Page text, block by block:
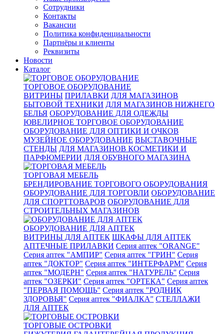
Сотрудники
Контакты
Вакансии
Политика конфиденциальности
Партнёры и клиенты
Реквизиты
Новости
Каталог
ТОРГОВОЕ ОБОРУДОВАНИЕ
ВИТРИНЫ ПРИЛАВКИ ДЛЯ МАГАЗИНОВ
БЫТОВОЙ ТЕХНИКИ ДЛЯ МАГАЗИНОВ НИЖНЕГО
БЕЛЬЯ ОБОРУДОВАНИЕ ДЛЯ ОДЕЖДЫ
ЮВЕЛИРНОЕ ТОРГОВОЕ ОБОРУДОВАНИЕ
ОБОРУДОВАНИЕ ДЛЯ ОПТИКИ И ОЧКОВ
МУЗЕЙНОЕ ОБОРУДОВАНИЕ ВЫСТАВОЧНЫЕ
СТЕНДЫ ДЛЯ МАГАЗИНОВ КОСМЕТИКИ И
ПАРФЮМЕРИИ ДЛЯ ОБУВНОГО МАГАЗИНА
ТОРГОВАЯ МЕБЕЛЬ
БРЕНДИРОВАНИЕ ТОРГОВОГО ОБОРУДОВАНИЯ
ОБОРУДОВАНИЕ ДЛЯ ТОРГОВЛИ ОБОРУДОВАНИЕ
ДЛЯ СПОРТТОВАРОВ ОБОРУДОВАНИЕ ДЛЯ
СТРОИТЕЛЬНЫХ МАГАЗИНОВ
ОБОРУДОВАНИЕ ДЛЯ АПТЕК
ВИТРИНЫ ДЛЯ АПТЕК ШКАФЫ ДЛЯ АПТЕК
АПТЕЧНЫЕ ПРИЛАВКИ Серия аптек "ORANGE"
Серия аптек "АМПИР" Серия аптек "ГРИН" Серия
аптек "ДОКТОР" Серия аптек "ИНТЕРФАРМ" Серия
аптек "МОДЕРН" Серия аптек "НАТУРЕЛЬ" Серия
аптек "ОЗЕРКИ" Серия аптек "ОРТЕКА" Серия аптек
"ПЕРВАЯ ПОМОЩЬ" Серия аптек "РОДНИК
ЗДОРОВЬЯ" Серия аптек "ФИАЛКА" СТЕЛЛАЖИ
ДЛЯ АПТЕК
ТОРГОВЫЕ ОСТРОВКИ